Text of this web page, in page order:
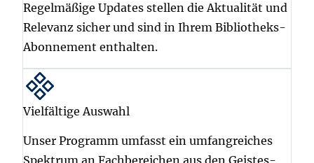
Regelmäßige Updates stellen die Aktualität und
Relevanz sicher und sind in Ihrem Bibliotheks-
Abonnement enthalten.
Vielfältige Auswahl
Unser Programm umfasst ein umfangreiches
Spektrum an Fachbereichen aus den Geistes-,